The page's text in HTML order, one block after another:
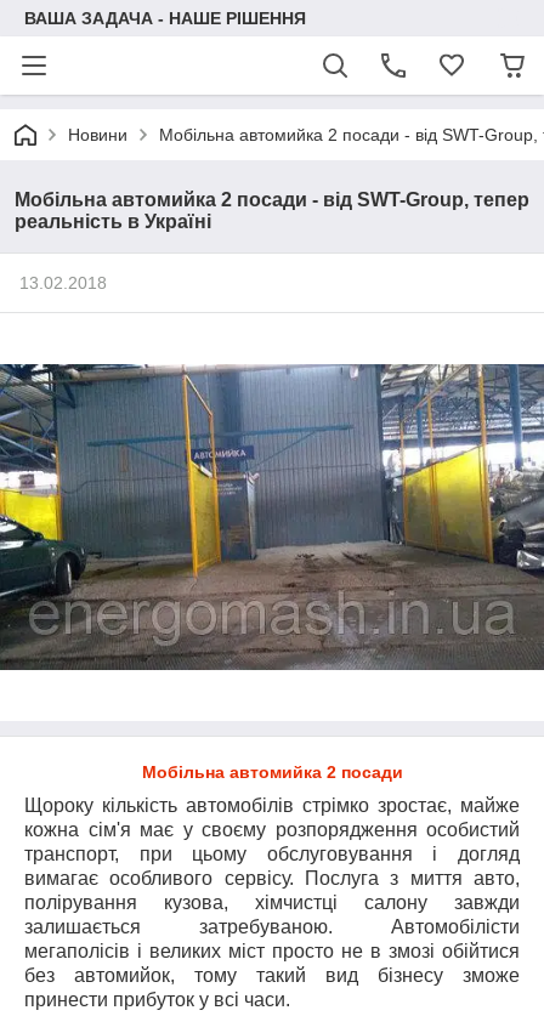
ВАША ЗАДАЧА - НАШЕ РІШЕННЯ
Новини Мобільна автомийка 2 посади - від SWT-Group,
Мобільна автомийка 2 посади - від SWT-Group, тепер
реальність в Україні
13.02.2018
Мобільна автомийка 2 посади
Щороку кількість автомобілів стрімко зростає, майже
кожна сім'я має у своєму розпорядження особистий
транспорт, при цьому обслуговування і догляд
вимагає особливого сервісу. Послуга з миття авто,
полірування кузова, хімчистці салону завжди
залишається затребуваною. Автомобілісти
мегаполісів і великих міст просто не в змозі обійтися
без автомийок, тому такий вид бізнесу зможе
принести прибуток у всі часи.